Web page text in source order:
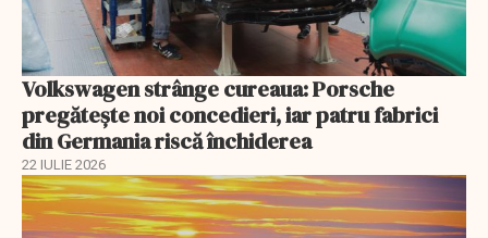
Volkswagen strânge cureaua: Porsche
pregătește noi concedieri, iar patru fabrici
din Germania riscă închiderea
22 IULIE 2026